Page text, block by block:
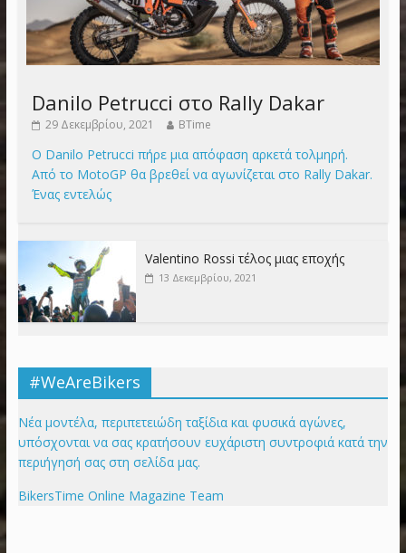
Danilo Petrucci στο Rally Dakar
29 Δεκεμβρίου, 2021 BTime
Ο Danilo Petrucci πήρε μια απόφαση αρκετά τολμηρή.
Από το MotoGP θα βρεθεί να αγωνίζεται στο Rally Dakar.
Ένας εντελώς
Valentino Rossi τέλος μιας εποχής
13 Δεκεμβρίου, 2021
#WeAreBikers
Νέα μοντέλα, περιπετειώδη ταξίδια και φυσικά αγώνες,
υπόσχονται να σας κρατήσουν ευχάριστη συντροφιά κατά την
περιήγησή σας στη σελίδα μας.
BikersTime Online Magazine Team